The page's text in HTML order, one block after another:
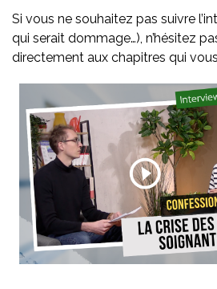
Si vous ne souhaitez pas suivre
qui serait dommage…), n’hésitez
directement aux chapitres qui